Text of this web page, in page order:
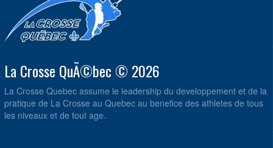
La Crosse QuÃ©bec © 2026
La Crosse Quebec assume le leadership du developpement et de la
pratique de La Crosse au Quebec au benefice des athletes de tous
les niveaux et de tout age.